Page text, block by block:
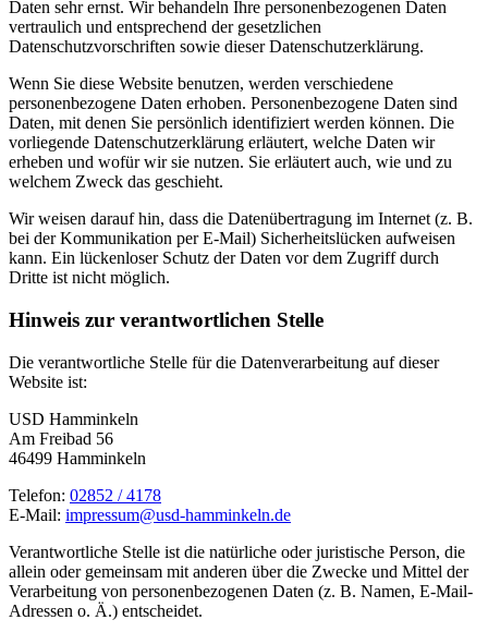
Daten sehr ernst. Wir behandeln Ihre personenbezogenen Daten
vertraulich und entsprechend der gesetzlichen
Datenschutzvorschriften sowie dieser Datenschutzerklärung.
Wenn Sie diese Website benutzen, werden verschiedene
personenbezogene Daten erhoben. Personenbezogene Daten sind
Daten, mit denen Sie persönlich identifiziert werden können. Die
vorliegende Datenschutzerklärung erläutert, welche Daten wir
erheben und wofür wir sie nutzen. Sie erläutert auch, wie und zu
welchem Zweck das geschieht.
Wir weisen darauf hin, dass die Datenübertragung im Internet (z. B.
bei der Kommunikation per E-Mail) Sicherheitslücken aufweisen
kann. Ein lückenloser Schutz der Daten vor dem Zugriff durch
Dritte ist nicht möglich.
Hinweis zur verantwortlichen Stelle
Die verantwortliche Stelle für die Datenverarbeitung auf dieser
Website ist:
USD Hamminkeln
Am Freibad 56
46499 Hamminkeln
Telefon: 02852 / 4178
E-Mail: impressum@usd-hamminkeln.de
Verantwortliche Stelle ist die natürliche oder juristische Person, die
allein oder gemeinsam mit anderen über die Zwecke und Mittel der
Verarbeitung von personenbezogenen Daten (z. B. Namen, E-Mail-
Adressen o. Ä.) entscheidet.